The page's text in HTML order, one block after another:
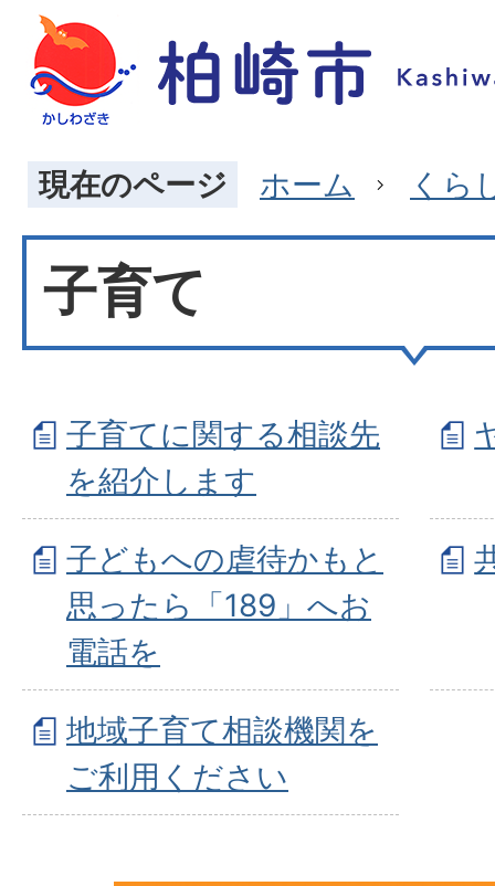
現在のページ ホーム くら
子育て
子育てに関する相談先
を紹介します
子どもへの虐待かもと
思ったら「189」へお
電話を
地域子育て相談機関を
ご利用ください